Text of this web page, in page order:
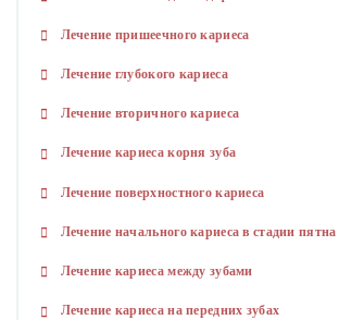
Лечение пришеечного кариеса
Лечение глубокого кариеса
Лечение вторичного кариеса
Лечение кариеса корня зуба
Лечение поверхностного кариеса
Лечение начального кариеса в стадии пятна
Лечение кариеса между зубами
Лечение кариеса на передних зубах